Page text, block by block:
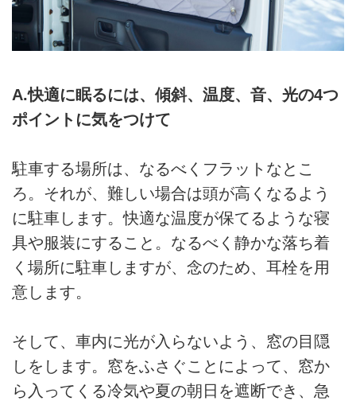
A.快適に眠るには、傾斜、温度、音、光の4つ
ポイントに気をつけて
駐車する場所は、なるべくフラットなとこ
ろ。それが、難しい場合は頭が高くなるよう
に駐車します。快適な温度が保てるような寝
具や服装にすること。なるべく静かな落ち着
く場所に駐車しますが、念のため、耳栓を用
意します。
そして、車内に光が入らないよう、窓の目隠
しをします。窓をふさぐことによって、窓か
ら入ってくる冷気や夏の朝日を遮断でき、急